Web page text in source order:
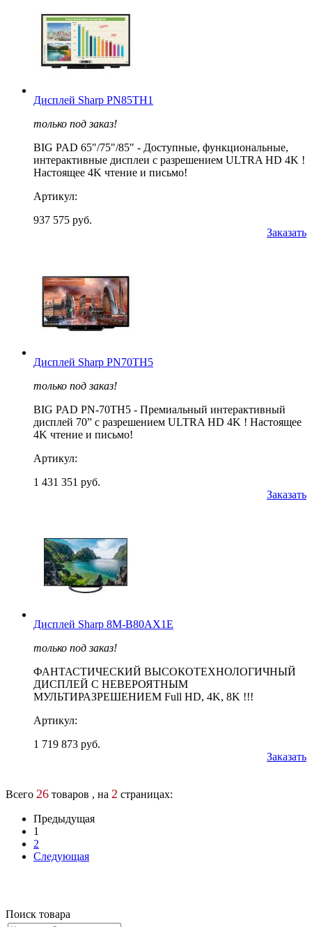
Дисплей Sharp PN85TH1
только под заказ!
BIG PAD 65"/75"/85" - Доступные, функциональные,
интерактивные дисплеи с разрешением ULTRA HD 4K !
Настоящее 4K чтение и письмо!
Артикул:
937 575 руб.
Заказать
Дисплей Sharp PN70TH5
только под заказ!
BIG PAD PN-70ТН5 - Премиальный интерактивный
дисплей 70” с разрешением ULTRA HD 4K ! Настоящее
4K чтение и письмо!
Артикул:
1 431 351 руб.
Заказать
Дисплей Sharp 8M-B80AX1E
только под заказ!
ФАНТАСТИЧЕСКИЙ ВЫСОКОТЕХНОЛОГИЧНЫЙ
ДИСПЛЕЙ С НЕВЕРОЯТНЫМ
МУЛЬТИРАЗРЕШЕНИЕМ Full HD, 4K, 8K !!!
Артикул:
1 719 873 руб.
Заказать
Всего 26 товаров , на 2 страницах:
Предыдущая
1
2
Следующая
Поиск товара